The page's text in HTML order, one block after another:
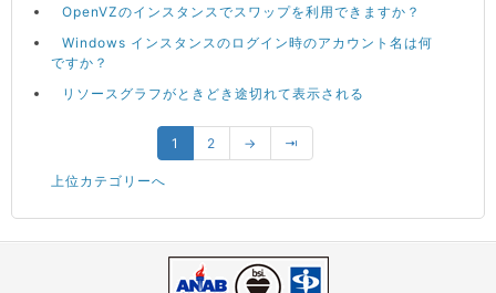
OpenVZのインスタンスでスワップを利用できますか？
Windows インスタンスのログイン時のアカウント名は何
ですか？
リソースグラフがときどき途切れて表示される
1 2 → ⇥
上位カテゴリーへ